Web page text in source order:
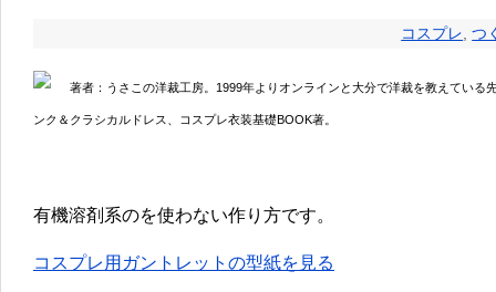
コスプレ ,つ
著者：うさこの洋裁工房。1999年よりオンラインと大分で洋裁を教えている
ンク＆クラシカルドレス、コスプレ衣装基礎BOOK著。
有機溶剤系のを使わない作り方です。
コスプレ用ガントレットの型紙を見る